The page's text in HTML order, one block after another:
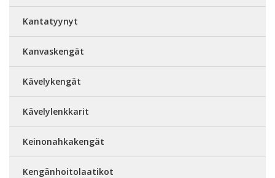
Kantatyynyt
Kanvaskengät
Kävelykengät
Kävelylenkkarit
Keinonahkakengät
Kengänhoitolaatikot